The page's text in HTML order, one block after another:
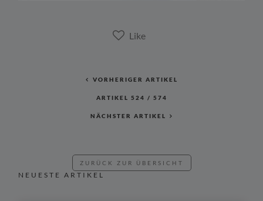
VORHERIGER ARTIKEL
ARTIKEL 524 / 574
NÄCHSTER ARTIKEL
ZURÜCK ZUR ÜBERSICHT
NEUESTE ARTIKEL